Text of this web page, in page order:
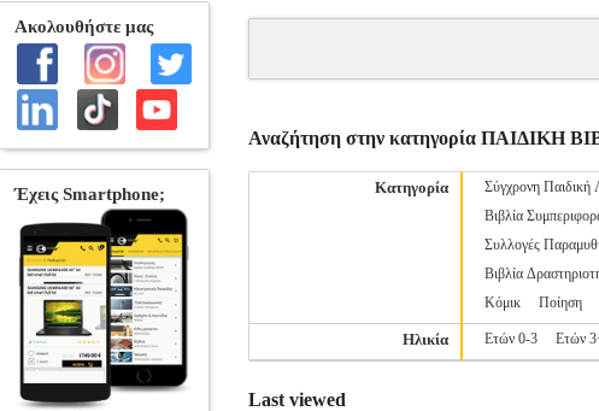
Αναζήτηση στην κατηγορία ΠΑΙΔΙΚΗ
Κατηγορία Σύγχρονη Παιδική
Βιβλία
Συλλογές
Βιβλία
Κόμικ
Ποίηση
Ηλικία Ετών 0-3 Ετών
Last viewed